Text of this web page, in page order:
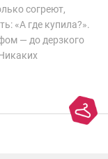
согреют,
«А где купила?».
— до дерзкого